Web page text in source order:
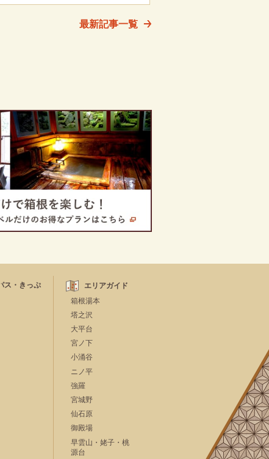
最新記事一覧
ス・きっぷ
エリアガイド
箱根湯本
塔之沢
大平台
宮ノ下
小涌谷
ニノ平
強羅
宮城野
仙石原
御殿場
早雲山・姥子・桃
源台